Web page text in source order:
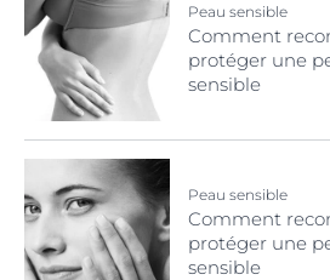
Peau sensible
Comment
protéger une
sensible
Peau sensible
Comment
protéger une
sensible